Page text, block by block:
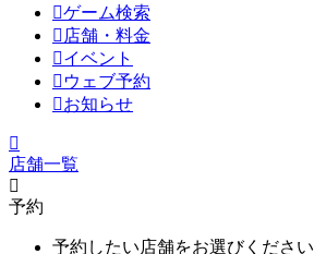
ゲーム検索
店舗・料金
イベント
ウェブ予約
お知らせ
店舗一覧
予約
予約したい店舗をお選びください